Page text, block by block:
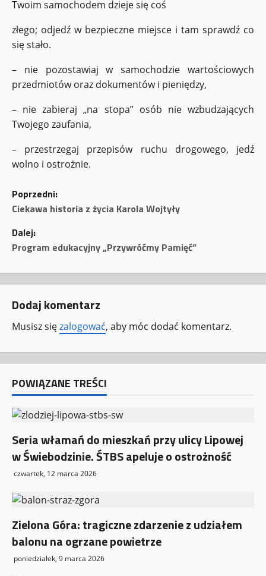
Twoim samochodem dzieje się coś
złego; odjedź w bezpieczne miejsce i tam sprawdź co
się stało.
– nie pozostawiaj w samochodzie wartościowych
przedmiotów oraz dokumentów i pieniędzy,
– nie zabieraj „na stopa” osób nie wzbudzających
Twojego zaufania,
– przestrzegaj przepisów ruchu drogowego, jedź
wolno i ostrożnie.
Z
o
b
c
z
p
i
s
y
Poprzedni:
Ciekawa historia z życia Karola Wojtyły
Dalej:
Program edukacyjny „Przywróćmy Pamięć”
Dodaj komentarz
Musisz sięzalogować, aby móc dodać komentarz.
POWIĄZANE TREŚCI
Seria włamań do mieszkań przy ulicy Lipowej
w Świebodzinie. ŚTBS apeluje o ostrożność
czwartek, 12 marca 2026
Zielona Góra: tragiczne zdarzenie z udziałem
balonu na ogrzane powietrze
poniedziałek, 9 marca 2026